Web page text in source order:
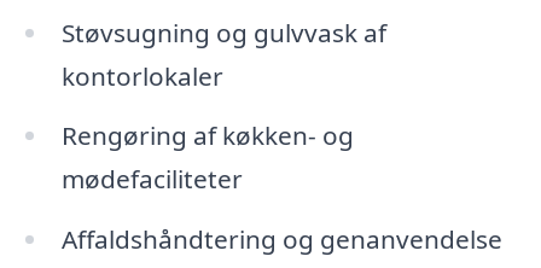
Støvsugning og gulvvask af
kontorlokaler
Rengøring af køkken- og
mødefaciliteter
Affaldshåndtering og genanvendelse